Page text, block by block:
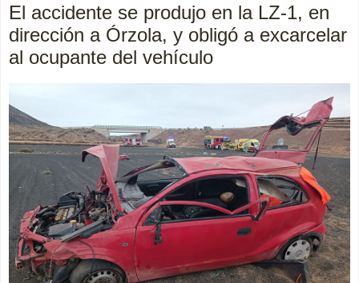
El accidente se produjo en la LZ-1, en
dirección a Órzola, y obligó a excarcelar
al ocupante del vehículo